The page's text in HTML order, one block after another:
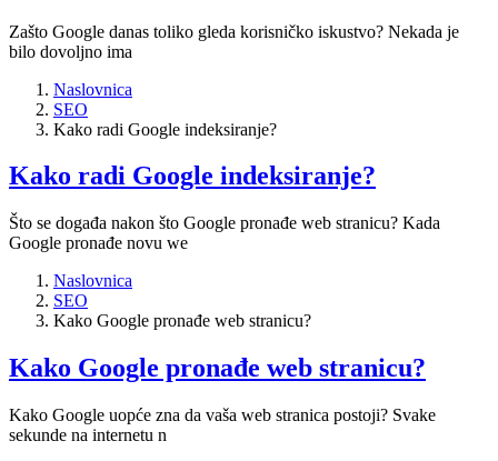
Zašto Google danas toliko gleda korisničko iskustvo? Nekada je
bilo dovoljno ima
Naslovnica
SEO
Kako radi Google indeksiranje?
Kako radi Google indeksiranje?
Što se događa nakon što Google pronađe web stranicu? Kada
Google pronađe novu we
Naslovnica
SEO
Kako Google pronađe web stranicu?
Kako Google pronađe web stranicu?
Kako Google uopće zna da vaša web stranica postoji? Svake
sekunde na internetu n